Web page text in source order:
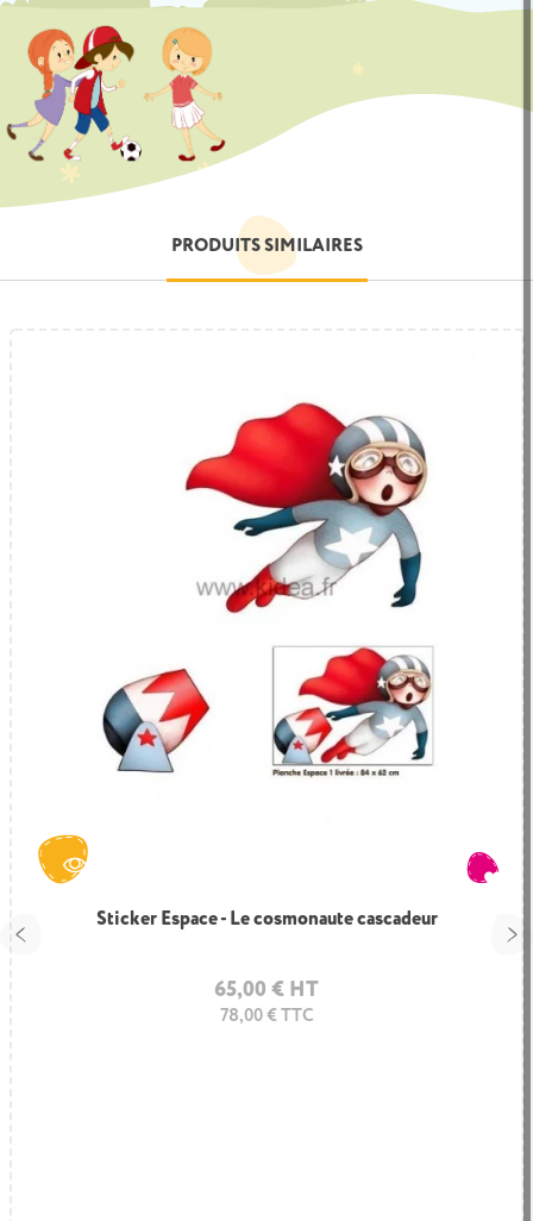
PRODUITS SIMILAIRES
Sticker Espace - Le cosmonaute cascadeur
65,00 € HT
78,00 € TTC